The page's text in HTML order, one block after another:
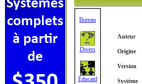
Bureau
Divers
Éducatif
Auteur
Origine
Version
Système